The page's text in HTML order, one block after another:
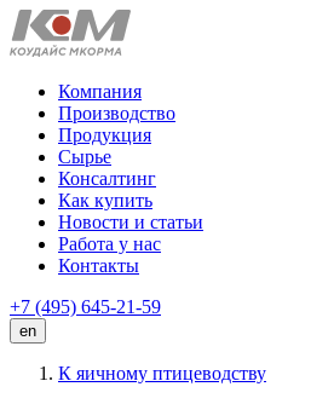
Компания
Производство
Продукция
Сырье
Консалтинг
Как купить
Новости и статьи
Работа у нас
Контакты
+7 (495) 645-21-59
en
К яичному птицеводству